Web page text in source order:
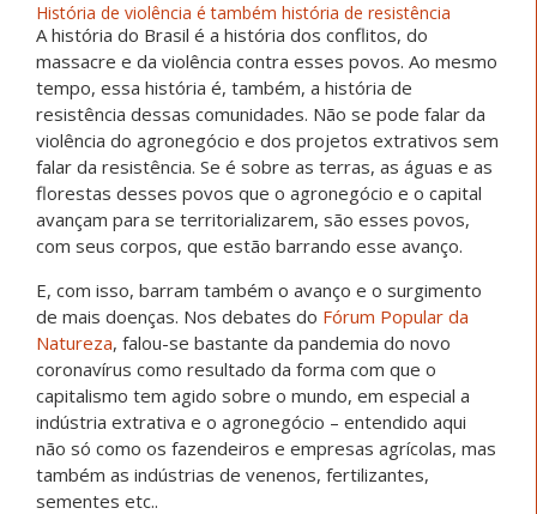
História de violência é também história de resistência
A história do Brasil é a história dos conflitos, do
massacre e da violência contra esses povos. Ao mesmo
tempo, essa história é, também, a história de
resistência dessas comunidades. Não se pode falar da
violência do agronegócio e dos projetos extrativos sem
falar da resistência. Se é sobre as terras, as águas e as
florestas desses povos que o agronegócio e o capital
avançam para se territorializarem, são esses povos,
com seus corpos, que estão barrando esse avanço.
E, com isso, barram também o avanço e o surgimento
de mais doenças. Nos debates do Fórum Popular da
Natureza, falou-se bastante da pandemia do novo
coronavírus como resultado da forma com que o
capitalismo tem agido sobre o mundo, em especial a
indústria extrativa e o agronegócio – entendido aqui
não só como os fazendeiros e empresas agrícolas, mas
também as indústrias de venenos, fertilizantes,
sementes etc..